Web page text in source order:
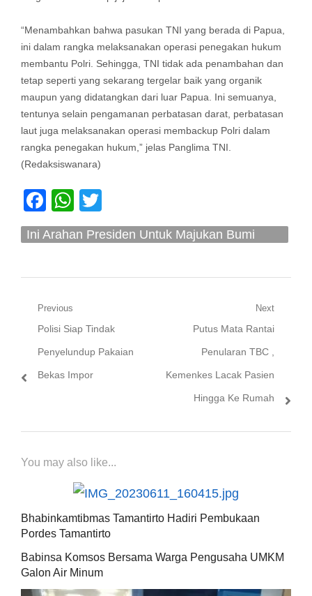
“Menambahkan bahwa pasukan TNI yang berada di Papua,
ini dalam rangka melaksanakan operasi penegakan hukum
membantu Polri. Sehingga, TNI tidak ada penambahan dan
tetap seperti yang sekarang tergelar baik yang organik
maupun yang didatangkan dari luar Papua. Ini semuanya,
tentunya selain pengamanan perbatasan darat, perbatasan
laut juga melaksanakan operasi membackup Polri dalam
rangka penegakan hukum,” jelas Panglima TNI.
(Redaksiswanara)
Facebook
WhatsApp
Twitter
Ini Arahan Presiden Untuk Majukan Bumi
Navigasi
pos
Previous
Previous
post:
Polisi Siap Tindak
Penyelundup Pakaian
Bekas Impor
Next
Next
post:
Putus Mata Rantai
Penularan TBC ,
Kemenkes Lacak Pasien
Hingga Ke Rumah
You may also like...
Bhabinkamtibmas Tamantirto Hadiri Pembukaan
Pordes Tamantirto
Babinsa Komsos Bersama Warga Pengusaha UMKM
Galon Air Minum